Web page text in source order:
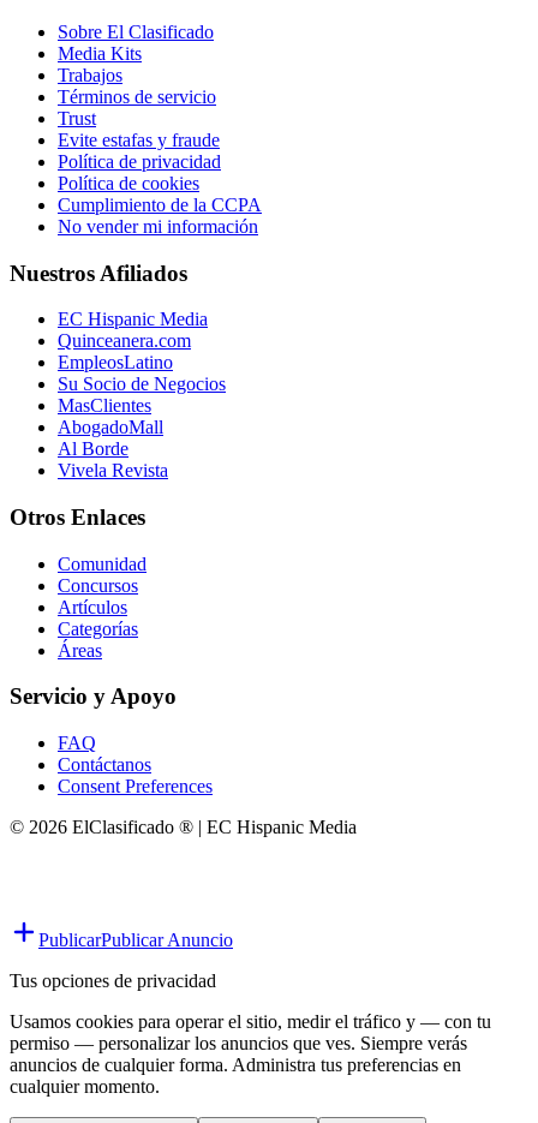
Sobre El Clasificado
Media Kits
Trabajos
Términos de servicio
Trust
Evite estafas y fraude
Política de privacidad
Política de cookies
Cumplimiento de la CCPA
No vender mi información
Nuestros Afiliados
EC Hispanic Media
Quinceanera.com
EmpleosLatino
Su Socio de Negocios
MasClientes
AbogadoMall
Al Borde
Vivela Revista
Otros Enlaces
Comunidad
Concursos
Artículos
Categorías
Áreas
Servicio y Apoyo
FAQ
Contáctanos
Consent Preferences
© 2026 ElClasificado ® | EC Hispanic Media
PublicarPublicar Anuncio
Tus opciones de privacidad
Usamos cookies para operar el sitio, medir el tráfico y — con tu
permiso — personalizar los anuncios que ves. Siempre verás
anuncios de cualquier forma. Administra tus preferencias en
cualquier momento.